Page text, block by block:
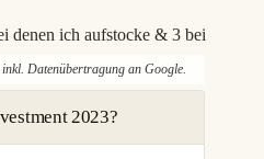
denen ich aufstocke & 3 bei
Datenübertragung an Google.
2023?